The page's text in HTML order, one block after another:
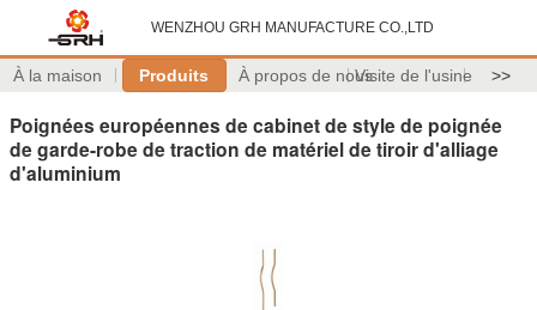
WENZHOU GRH MANUFACTURE CO.,LTD
À la maison Produits À propos de nousVisite de l'usine >>
Poignées européennes de cabinet de style de poignée
de garde-robe de traction de matériel de tiroir d'alliage
d'aluminium